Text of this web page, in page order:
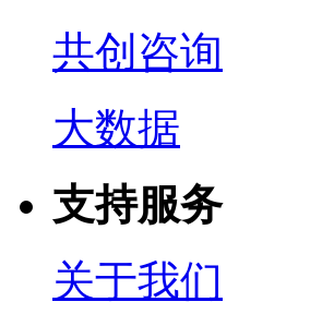
共创咨询
大数据
支持服务
关于我们